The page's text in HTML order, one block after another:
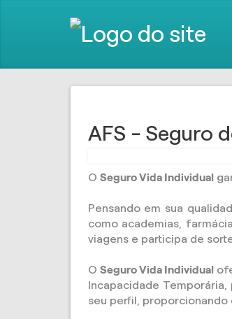
AFS - Seguro
O Seguro Vida Individual
Pensando em sua
como academias,
viagens e participa de
O Seguro Vida Individual
Incapacidade
seu perfil,